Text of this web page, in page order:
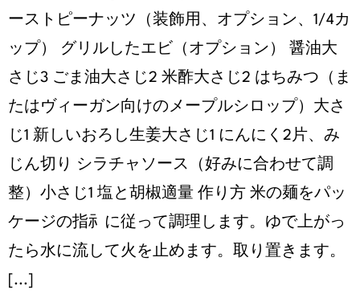
ーストピーナッツ（装飾⽤、オプション、1/4カ
ップ） グリルしたエビ（オプション） 醤油⼤
さじ3 ごま油⼤さじ2 ⽶酢⼤さじ2 はちみつ（ま
たはヴィーガン向けのメープルシロップ）⼤さ
じ1 新しいおろし⽣姜⼤さじ1 にんにく2⽚、み
じん切り シラチャソース（好みに合わせて調
整）⼩さじ1 塩と胡椒適量 作り方 ⽶の麺をパッ
ケージの指⺬に従って調理します。ゆで上がっ
たら⽔に流して⽕を⽌めます。取り置きます。
[...]